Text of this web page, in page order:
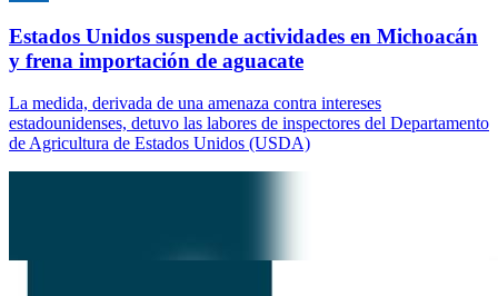
Estados Unidos suspende actividades en Michoacán
y frena importación de aguacate
La medida, derivada de una amenaza contra intereses
estadounidenses, detuvo las labores de inspectores del Departamento
de Agricultura de Estados Unidos (USDA)